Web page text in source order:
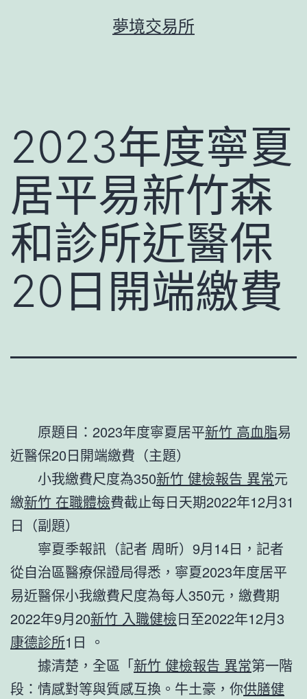
夢境交易所
2023年度寧夏
居平易新竹森
和診所近醫保
20日開端繳費
原題目：2023年度寧夏居平新竹 高血脂易
近醫保20日開端繳費（主題）
小我繳費尺度為350新竹 健檢報告 異常元
繳新竹 在職體檢費截止每日天期2022年12月31
日（副題）
寧夏季報訊（記者 周昕）9月14日，記者
從自治區醫療保證局得悉，寧夏2023年度居平
易近醫保小我繳費尺度為每人350元，繳費期
2022年9月20新竹 入職健檢日至2022年12月3
康德診所1日 。
據清楚，全區「新竹 健檢報告 異常第一階
段：情感對等與質感互換。牛土豪，你供膳健